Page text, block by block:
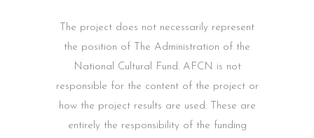
The project does not necessarily represent
the position of The Administration of the
National Cultural Fund. AFCN is not
responsible for the content of the project or
how the project results are used. These are
entirely the responsibility of the funding